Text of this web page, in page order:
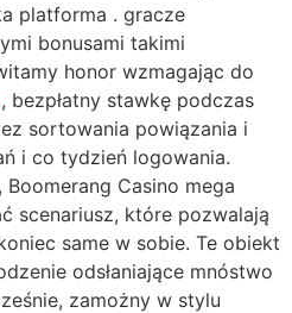
platforma . gracze
bonusami takimi
honor wzmagając do
, bezpłatny stawkę podczas
sortowania powiązania i
i co tydzień logowania.
Casino mega
scenariusz, które pozwalają
same w sobie. Te obiekt
odsłaniające mnóstwo
zamożny w stylu